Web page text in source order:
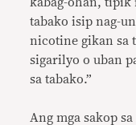
tabako isip nag-
nicotine gikan sa
sigarilyo o uban
sa tabako.”
Ang mga sakop